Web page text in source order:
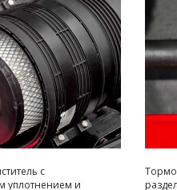
с
уплотнением и